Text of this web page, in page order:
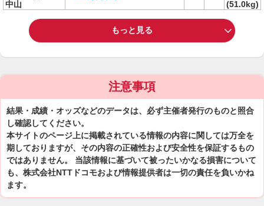
中山
(51.0kg)
もっと見る
注意事項
結果・成績・オッズなどのデータは、必ず主催者発行のものと照合
し確認してください。
本サイトのページ上に掲載されている情報の内容に関しては万全を
期しておりますが、その内容の正確性および安全性を保証するもの
ではありません。 当該情報に基づいて被ったいかなる損害について
も、株式会社NTTドコモおよび情報提供者は一切の責任を負いかね
ます。